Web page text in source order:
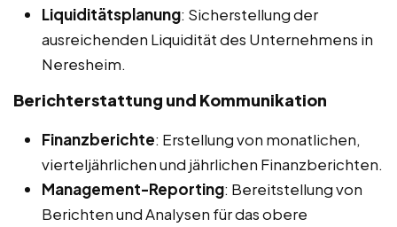
Liquiditätsplanung: Sicherstellung der
ausreichenden Liquidität des Unternehmens in
Neresheim.
Berichterstattung und Kommunikation
Finanzberichte: Erstellung von monatlichen,
vierteljährlichen und jährlichen Finanzberichten.
Management-Reporting: Bereitstellung von
Berichten und Analysen für das obere